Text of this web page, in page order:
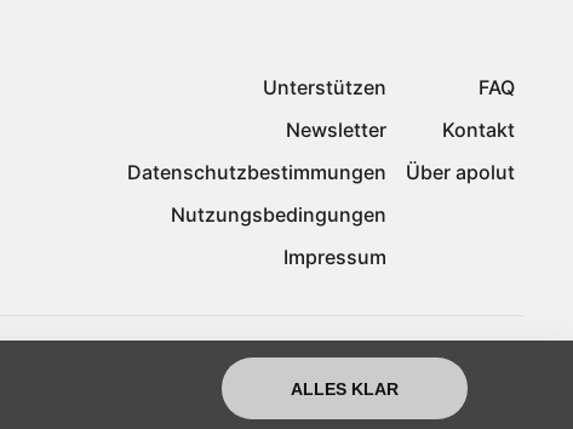
Unterstützen
Newsletter
Datenschutzbestimmungen
Nutzungsbedingungen
Impressum
FAQ
Kontakt
Über apolut
ALLES KLAR